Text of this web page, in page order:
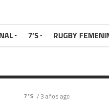
7’S RUGBY
rumbo con el
de
y la selección de 7’s
7'S / 3 años ago